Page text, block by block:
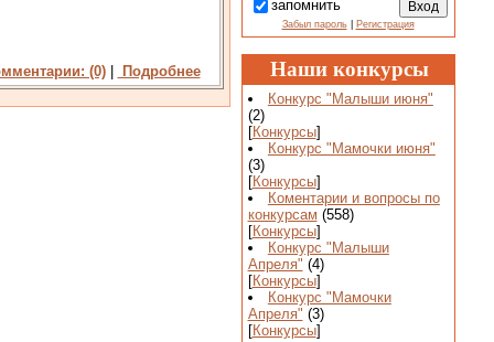
(0)| Подробнее
запомнить
Забыл пароль| Регистрация
Наши конкурсы
Конкурс "Малыши июня"
(2)
[Конкурсы]
Конкурс "Мамочки июня"
(3)
[Конкурсы]
Коментарии и вопросы по
конкурсам (558)
[Конкурсы]
Конкурс "Малыши
Апреля" (4)
[Конкурсы]
Конкурс "Мамочки
Апреля" (3)
[Конкурсы]